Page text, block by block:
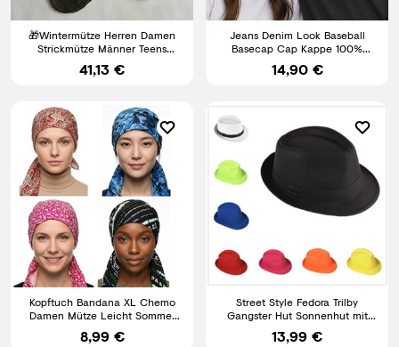
🎁Wintermütze Herren Damen
Strickmütze Männer Teens
Wintermützen Mütze DE.
41,13 €
Jeans Denim Look Baseball
Basecap Cap Kappe 100%
Baumwolle Unisex Herren
Damen
14,90 €
Kopftuch Bandana XL Chemo
Damen Mütze Leicht Sommer
Baumwolle Cool4 E04
8,99 €
Street Style Fedora Trilby
Gangster Hut Sonnenhut mit
Stoffband
13,99 €